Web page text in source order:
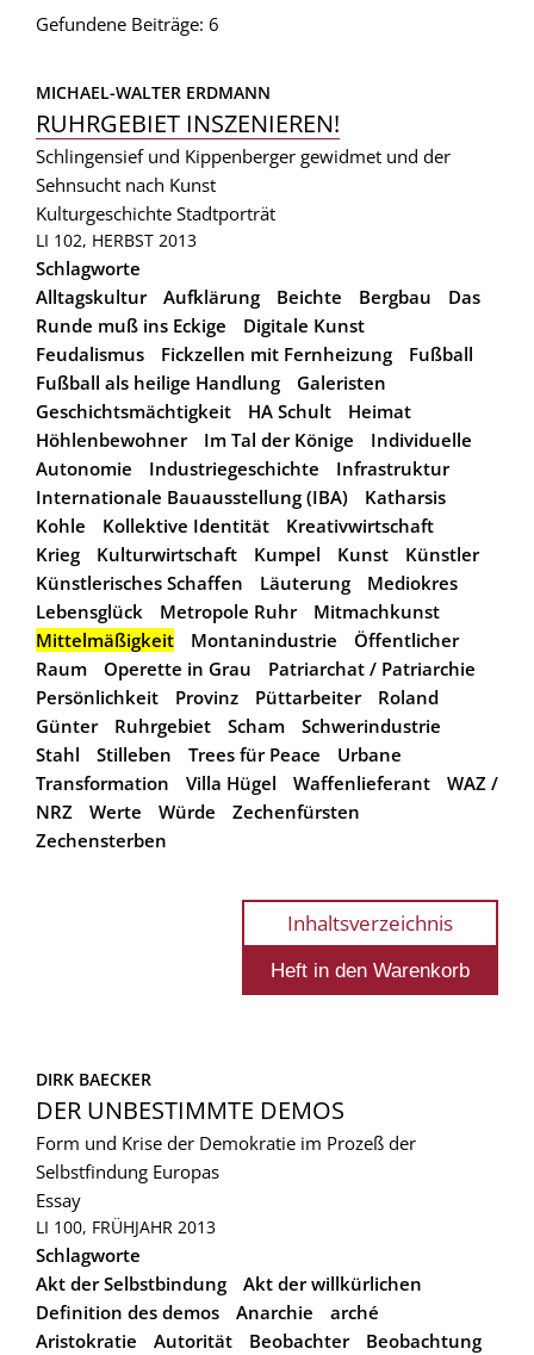
Gefundene Beiträge: 6
MICHAEL-WALTER ERDMANN
RUHRGEBIET INSZENIEREN!
Schlingensief und Kippenberger gewidmet und der
Sehnsucht nach Kunst
Kulturgeschichte Stadtporträt
LI 102, HERBST 2013
Schlagworte
Alltagskultur
Aufklärung Beichte Bergbau
Das
Runde muß ins Eckige
Digitale Kunst
Feudalismus
Fickzellen mit Fernheizung
Fußball
Fußball als heilige Handlung
Galeristen
Geschichtsmächtigkeit
HA Schult
Heimat
Höhlenbewohner
Im Tal der Könige
Individuelle
Autonomie
Industriegeschichte
Infrastruktur
Internationale Bauausstellung (IBA)
Katharsis
Kohle
Kollektive Identität
Kreativwirtschaft
Krieg
Kulturwirtschaft Kumpel Kunst
Künstler
Künstlerisches Schaffen
Läuterung
Mediokres
Lebensglück
Metropole Ruhr
Mitmachkunst
Mittelmäßigkeit
Montanindustrie
Öffentlicher
Raum
Operette in Grau
Patriarchat / Patriarchie
Persönlichkeit
Provinz Püttarbeiter
Roland
Günter
Ruhrgebiet Scham
Schwerindustrie
Stahl
Stilleben Trees für Peace
Urbane
Transformation
Villa Hügel Waffenlieferant
WAZ /
NRZ
Werte Würde
Zechenfürsten
Zechensterben
Inhaltsverzeichnis
DIRK BAECKER
DER UNBESTIMMTE DEMOS
Form und Krise der Demokratie im Prozeß der
Selbstfindung Europas
Essay
LI 100, FRÜHJAHR 2013
Schlagworte
Akt der Selbstbindung
Akt der willkürlichen
Definition des demos
Anarchie
arché
Aristokratie
Autorität Beobachter
Beobachtung